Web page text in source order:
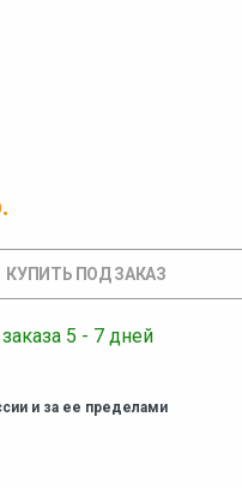
5 - 7 дней
и за ее пределами